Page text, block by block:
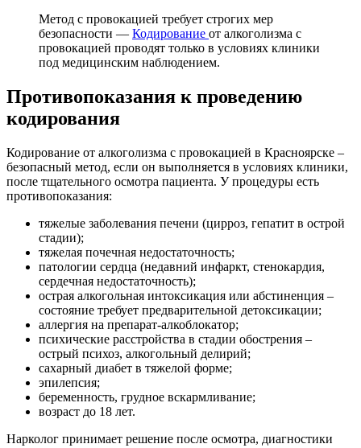
Метод с провокацией требует строгих мер
безопасности — Кодирование от алкоголизма с
провокацией проводят только в условиях клиники
под медицинским наблюдением.
Противопоказания к проведению
кодирования
Кодирование от алкоголизма с провокацией в Красноярске –
безопасный метод, если он выполняется в условиях клиники,
после тщательного осмотра пациента. У процедуры есть
противопоказания:
тяжелые заболевания печени (цирроз, гепатит в острой
стадии);
тяжелая почечная недостаточность;
патологии сердца (недавний инфаркт, стенокардия,
сердечная недостаточность);
острая алкогольная интоксикация или абстиненция –
состояние требует предварительной детоксикации;
аллергия на препарат-алкоблокатор;
психические расстройства в стадии обострения –
острый психоз, алкогольный делирий;
сахарный диабет в тяжелой форме;
эпилепсия;
беременность, грудное вскармливание;
возраст до 18 лет.
Нарколог принимает решение после осмотра, диагностики